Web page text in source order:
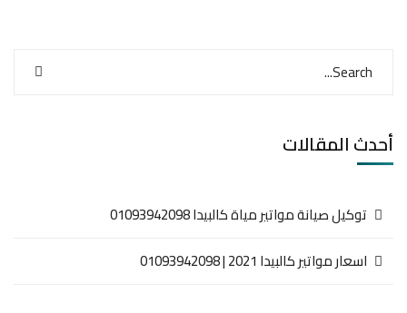
أحدث المقالات
توكيل صيانة مواتير مياة كالبيدا 01093942098
اسعار مواتير كالبيدا 2021 | 01093942098